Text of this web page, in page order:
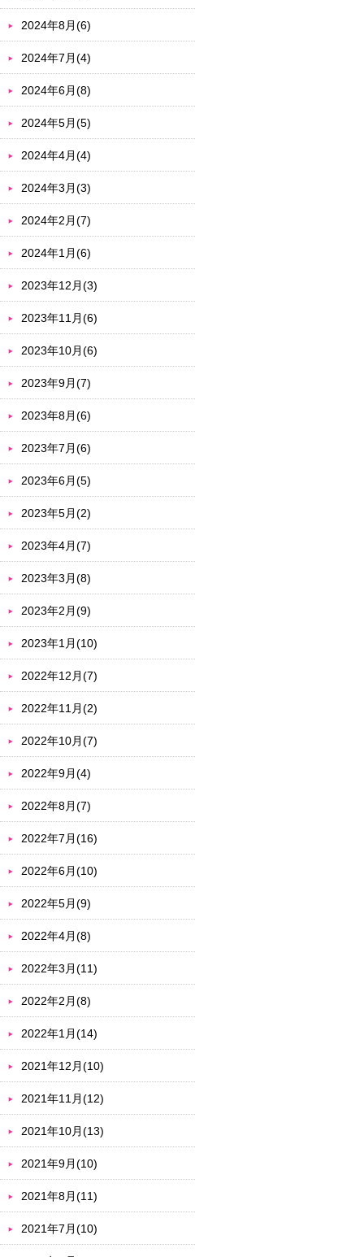
2024年8月(6)
2024年7月(4)
2024年6月(8)
2024年5月(5)
2024年4月(4)
2024年3月(3)
2024年2月(7)
2024年1月(6)
2023年12月(3)
2023年11月(6)
2023年10月(6)
2023年9月(7)
2023年8月(6)
2023年7月(6)
2023年6月(5)
2023年5月(2)
2023年4月(7)
2023年3月(8)
2023年2月(9)
2023年1月(10)
2022年12月(7)
2022年11月(2)
2022年10月(7)
2022年9月(4)
2022年8月(7)
2022年7月(16)
2022年6月(10)
2022年5月(9)
2022年4月(8)
2022年3月(11)
2022年2月(8)
2022年1月(14)
2021年12月(10)
2021年11月(12)
2021年10月(13)
2021年9月(10)
2021年8月(11)
2021年7月(10)